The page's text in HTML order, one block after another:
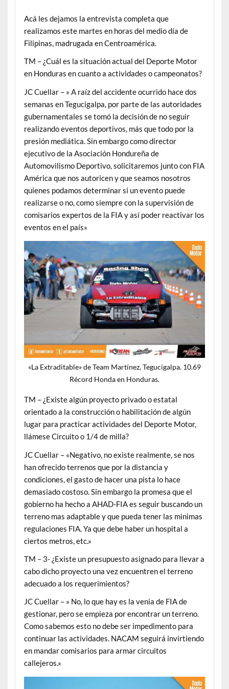
Acá les dejamos la entrevista completa que
realizamos este martes en horas del medio día de
Filipinas, madrugada en Centroamérica.
TM – ¿Cuál es la situación actual del Deporte Motor
en Honduras en cuanto a actividades o campeonatos?
JC Cuellar – » A raíz del accidente ocurrido hace dos
semanas en Tegucigalpa, por parte de las autoridades
gubernamentales se tomó la decisión de no seguir
realizando eventos deportivos, más que todo por la
presión mediática. Sin embargo como director
ejecutivo de la Asociación Hondureña de
Automovilismo Deportivo, solicitaremos junto con FIA
América que nos autoricen y que seamos nosotros
quienes podamos determinar si un evento puede
realizarse o no, como siempre con la supervisión de
comisarios expertos de la FIA y así poder reactivar los
eventos en el país»
«La Extraditable» de Team Martínez, Tegucigalpa. 10.69
Récord Honda en Honduras.
TM – ¿Existe algún proyecto privado o estatal
orientado a la construcción o habilitación de algún
lugar para practicar actividades del Deporte Motor,
llámese Circuito o 1/4 de milla?
JC Cuellar – «Negativo, no existe realmente, se nos
han ofrecido terrenos que por la distancia y
condiciones, el gasto de hacer una pista lo hace
demasiado costoso. Sin embargo la promesa que el
gobierno ha hecho a AHAD-FIA es seguir buscando un
terreno mas adaptable y que pueda tener las minimas
regulaciones FIA. Ya que debe haber un hospital a
ciertos metros, etc.»
TM – 3- ¿Existe un presupuesto asignado para llevar a
cabo dicho proyecto una vez encuentren el terreno
adecuado a los requerimientos?
JC Cuellar – » No, lo que hay es la venia de FIA de
gestionar, pero se empieza por encontrar un terreno.
Como sabemos esto no debe ser impedimento para
continuar las actividades. NACAM seguirá invirtiendo
en mandar comisarios para armar circuitos
callejeros.»